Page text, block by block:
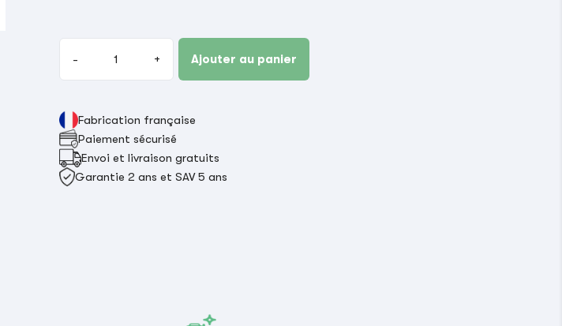
- + Ajouter au panier
Fabrication française
Paiement sécurisé
Envoi et livraison gratuits
Garantie 2 ans et SAV 5 ans